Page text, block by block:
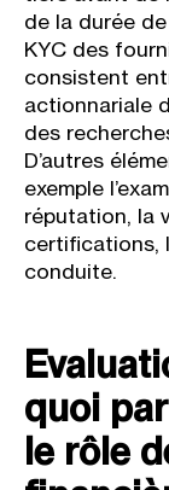
de la durée
KYC des
consistent
actionnariale
des
D’autres
exemple
réputation, la
certifications,
conduite.
quoi
le rôle